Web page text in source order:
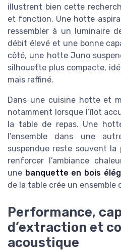
illustrent bien cette
et fonction. Une hotte
ressembler à un luminaire
débit élevé et une bonne
côté, une hotte Juno
silhouette plus compacte,
mais raffiné.
Dans une cuisine hotte et
notamment lorsque l’îlot
la table de repas. Une
l’ensemble dans une
suspendue reste souvent la
renforcer l’ambiance
une banquette en bois
de la table crée un
Performance,
d’extraction et
acoustique